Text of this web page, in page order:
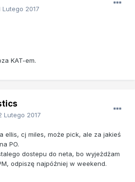
Lutego 2017
KAT-em.
Lutego 2017
ellis, cj miles, może pick, ale za jakieś
PO.
dostepu do neta, bo wyjeżdżam
odpiszę najpóźniej w weekend.